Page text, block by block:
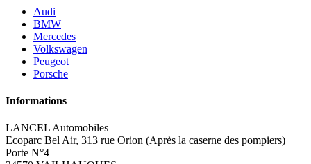
Audi
BMW
Mercedes
Volkswagen
Peugeot
Porsche
Informations
LANCEL Automobiles
Ecoparc Bel Air, 313 rue Orion (Après la caserne des pompiers)
Porte N°4